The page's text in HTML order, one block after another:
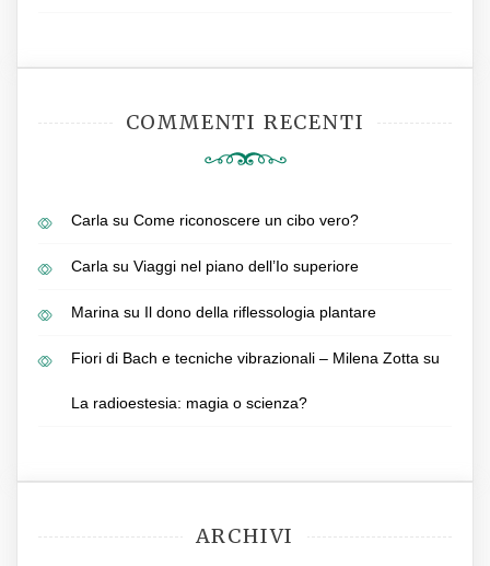
COMMENTI RECENTI
Carla su Come riconoscere un cibo vero?
Carla su Viaggi nel piano dell’Io superiore
Marina su Il dono della riflessologia plantare
Fiori di Bach e tecniche vibrazionali – Milena Zotta su
La radioestesia: magia o scienza?
ARCHIVI